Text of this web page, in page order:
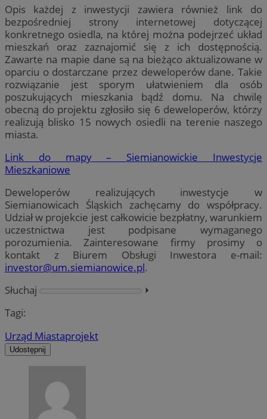
Opis każdej z inwestycji zawiera również link do
bezpośredniej strony internetowej dotyczącej
konkretnego osiedla, na której można podejrzeć układ
mieszkań oraz zaznajomić się z ich dostępnością.
Zawarte na mapie dane są na bieżąco aktualizowane w
oparciu o dostarczane przez deweloperów dane. Takie
rozwiązanie jest sporym ułatwieniem dla osób
poszukujących mieszkania bądź domu. Na chwilę
obecną do projektu zgłosiło się 6 deweloperów, którzy
realizują blisko 15 nowych osiedli na terenie naszego
miasta.
Link do mapy – Siemianowickie Inwestycje
Mieszkaniowe
Deweloperów realizujących inwestycje w
Siemianowicach Śląskich zachęcamy do współpracy.
Udział w projekcie jest całkowicie bezpłatny, warunkiem
uczestnictwa jest podpisane wymaganego
porozumienia. Zainteresowane firmy prosimy o
kontakt z Biurem Obsługi Inwestora e-mail:
investor@um.siemianowice.pl.
Słuchaj
⏵︎
Tagi:
Urząd Miastaprojekt
Udostępnij